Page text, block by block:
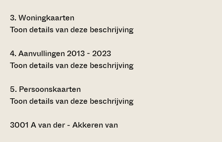
3.Woningkaarten
Toon details van deze beschrijving
4.Aanvullingen 2013 - 2023
Toon details van deze beschrijving
5. Persoonskaarten
Toon details van deze beschrijving
3001 A van der - Akkeren van